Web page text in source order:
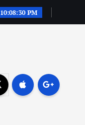
10:08:31 PM